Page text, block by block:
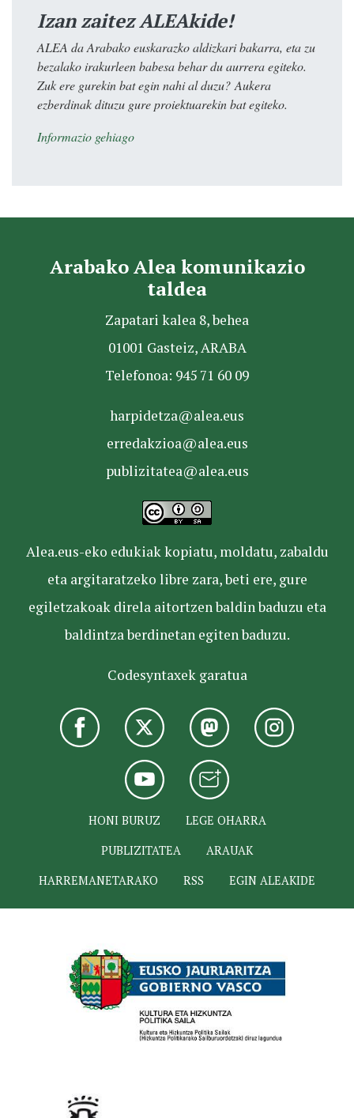
Izan zaitez ALEAkide!
ALEA da Arabako euskarazko aldizkari bakarra, eta zu
bezalako irakurleen babesa behar du aurrera egiteko.
Zuk ere gurekin bat egin nahi al duzu? Aukera
ezberdinak dituzu gure proiektuarekin bat egiteko.
Informazio gehiago
Arabako Alea komunikazio
taldea
Zapatari kalea 8, behea
01001 Gasteiz, ARABA
Telefonoa: 945 71 60 09
harpidetza@alea.eus
erredakzioa@alea.eus
publizitatea@alea.eus
Alea.eus-eko edukiak kopiatu, moldatu, zabaldu
eta argitaratzeko libre zara, beti ere, gure
egiletzakoak direla aitortzen baldin baduzu eta
baldintza berdinetan egiten baduzu.
Codesyntaxek garatua
HONI BURUZ
LEGE OHARRA
PUBLIZITATEA
ARAUAK
HARREMANETARAKO
RSS EGIN ALEAKIDE